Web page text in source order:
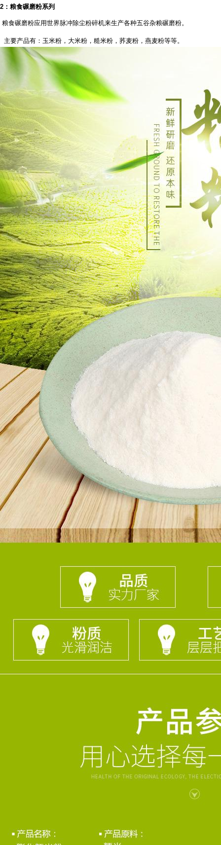
2 ：粮食碾磨粉系列
粮食碾磨粉应用世界脉冲除尘粉碎机来生产各种五谷杂粮碾磨粉。
主要产品有：玉米粉，大米粉，糙米粉，荞麦粉，燕麦粉等等。